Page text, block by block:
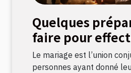
Quelques
faire pour
mariage civil
Le mariage est l’union
personnes ayant donné